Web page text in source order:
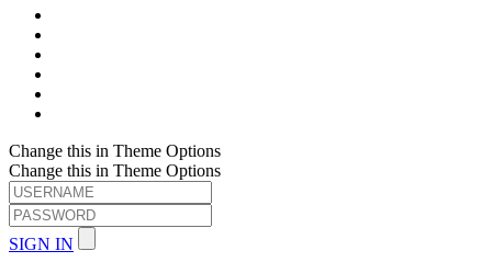
Change this in Theme Options
Change this in Theme Options
SIGN IN